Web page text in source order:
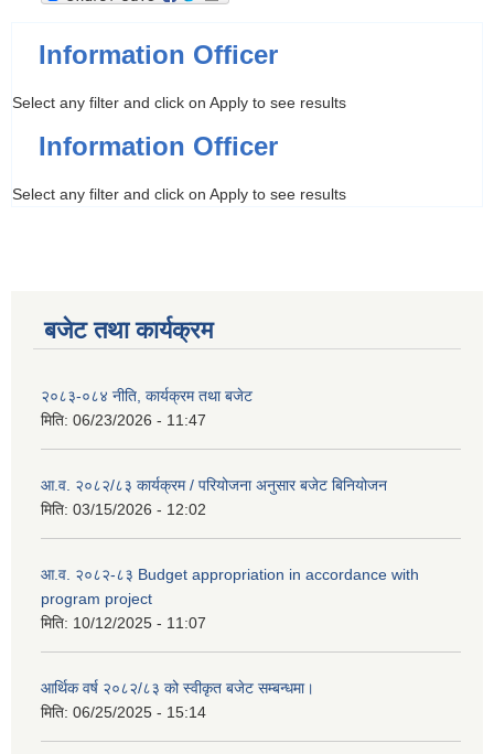
Information Officer
Select any filter and click on Apply to see results
Information Officer
Select any filter and click on Apply to see results
बजेट तथा कार्यक्रम
२०८३-०८४ नीति, कार्यक्रम तथा बजेट
मिति: 06/23/2026 - 11:47
आ.व. २०८२/८३ कार्यक्रम / परियोजना अनुसार बजेट बिनियोजन
मिति: 03/15/2026 - 12:02
आ.व. २०८२-८३ Budget appropriation in accordance with
program project
मिति: 10/12/2025 - 11:07
आर्थिक वर्ष २०८२/८३ को स्वीकृत बजेट सम्बन्धमा।
मिति: 06/25/2025 - 15:14